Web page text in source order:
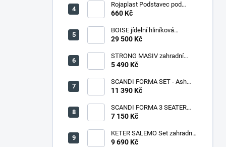
Rojaplast Podstavec pod
slunečník 22kg
660 Kč
BOISE jídelní hliníková
souprava CAPPUCCINO
29 500 Kč
STRONG MASIV zahradní
lavice dřevěná - 180 cm
5 490 Kč
SCANDI FORMA SET - Ash
grey/Storm grey
11 390 Kč
SCANDI FORMA 3 SEATER
SOFA - Ash grey/Storm grey
7 150 Kč
KETER SALEMO Set zahradní,
grafit/šedá 17206003
9 690 Kč